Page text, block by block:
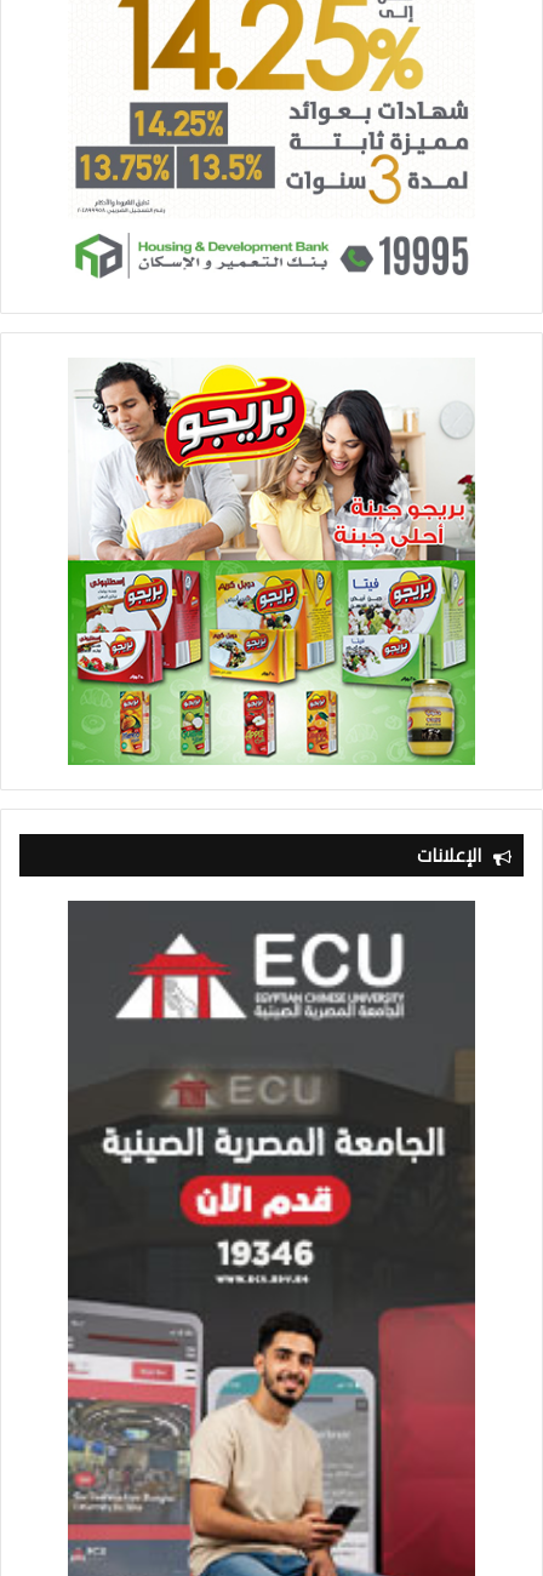
الإعلانات